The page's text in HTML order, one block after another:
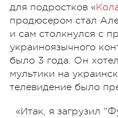
для подростков «
продюсером стал
и сам столкнулся с
украиноязычного
было 3 года. Он
мультики на
телевидение было
«Итак, я загрузил